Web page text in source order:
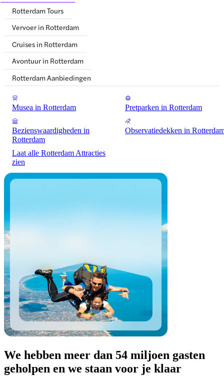
Rotterdam Tours
Vervoer in Rotterdam
Cruises in Rotterdam
Avontuur in Rotterdam
Rotterdam Aanbiedingen
Musea in Rotterdam Pretparken in Rotterdam
Bezienswaardigheden in
Rotterdam
Observatiedekken in
Laat alle Rotterdam Attracties
zien
We hebben meer dan 54 miljoen gasten
geholpen en we staan voor je klaar